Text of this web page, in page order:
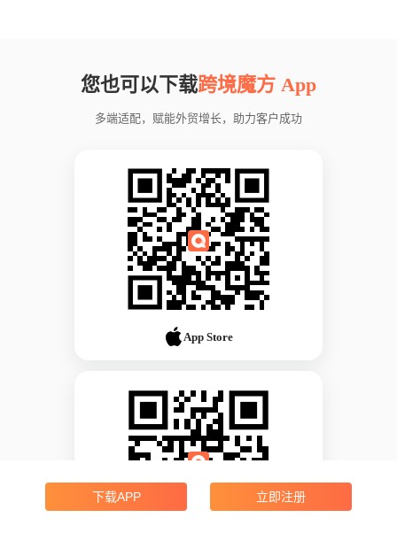
您也可以下载跨境魔方 App
多端适配，赋能外贸增长，助力客户成功
App Store
下载APP 立即注册